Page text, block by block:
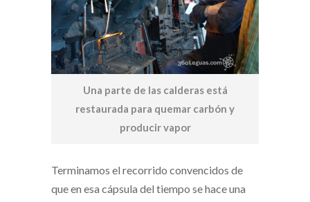
Una parte de las calderas está
restaurada para quemar carbón y
producir vapor
Terminamos el recorrido convencidos de
que en esa cápsula del tiempo se hace una